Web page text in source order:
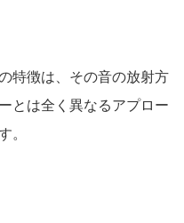
特徴は、その音の放射方
とは全く異なるアプロー
。